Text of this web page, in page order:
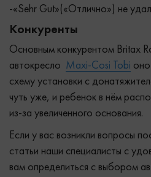
-«Sehr Gut»(«Отлично») не
Конкуренты
Основным конкурентом Britax
автокресло Maxi-Cosi Tobi
схему установки с
чуть уже, и ребенок в нём
из-за увеличенного основания.
Если у вас возникли вопросы
статьи наши специалисты с
вам определиться с выбором